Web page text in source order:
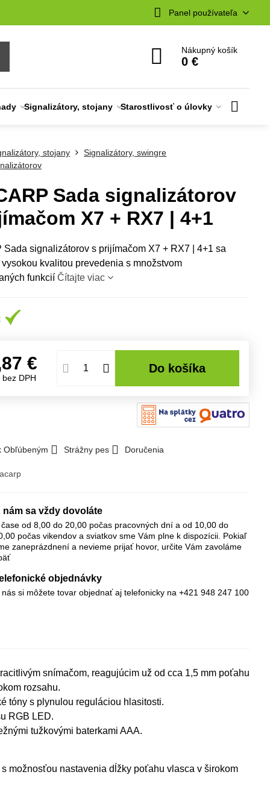
Panel používateľa
Nákupný košík
0 €
Signalizátory, stojany Starostlivosť o úlovky
stojany
Signalizátory, swingre
Sada signalizátorov
X7 + RX7 | 4+1
Sada signalizátorov s prijímačom X7 + RX7 | 4+1 sa
kvalitou prevedenia s množstvom
funkciíČítajte viac
€
bez DPH
Do košíka
Obľúbeným Strážny pes Doručenia
nám sa vždy dovoláte
čase od 8,00 do 20,00 počas pracovných dní a od 10,00 do
počas vikendov a sviatkov sme Vám plne k dispozícii. Pokiaľ
zaneprázdnení a nevieme prijať hovor, určite Vám zavoláme
objednávky
nás si môžete tovar objednať aj telefonicky na +421 948 247 100
snímačom, reagujúcim už od cca 1,5 mm poťahu
rozsahu.
tóny s plynulou reguláciou hlasitosti.
RGB LED.
tužkovými baterkami AAA.
možnosťou nastavenia dĺžky poťahu vlasca v širokom